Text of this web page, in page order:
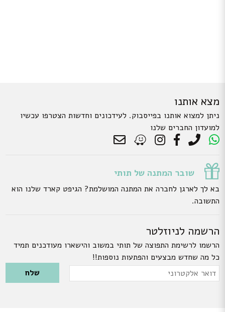
מצא אותנו
ניתן למצוא אותנו בפייסבוק. לעידכונים וחדשות הצטרפו עכשיו
למועדון החברים שלנו
שובר המתנה של תותי
בא לך לארגן לחברה את המתנה המושלמת? הגיפט קארד שלנו הוא
התשובה.
הרשמה לניוזלטר
הרשמו לרשימת התפוצה של תותי במשוב והישארו מעודכנים תמיד
כל מה שחדש מבצעים והפתעות נוספות!!
Please leave this field empty.
דואר